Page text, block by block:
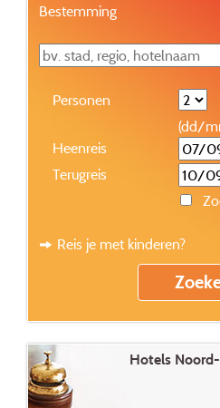
Bestemming
Personen
(dd/
Heenreis
Terugreis
Reis je met kinderen?
Hotels